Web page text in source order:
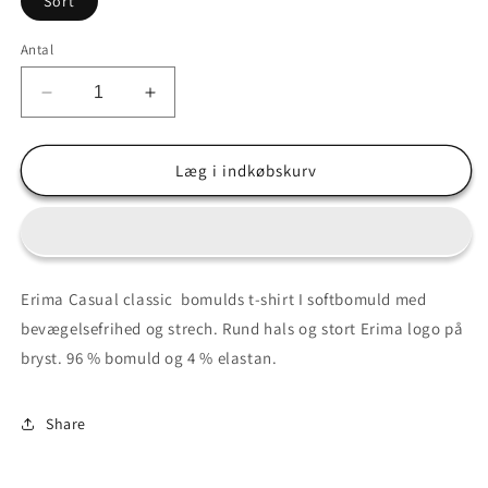
Antal
Reducer
antallet
for
Erima
shirt
Øg
antallet
for
Classic
Erima
shirt
Læg i indkøbskurv
Erima Casual classic bomulds t-shirt I softbomuld med
bevægelsefrihed og strech. Rund hals og stort Erima logo på
bryst. 96 % bomuld og 4 % elastan.
Share